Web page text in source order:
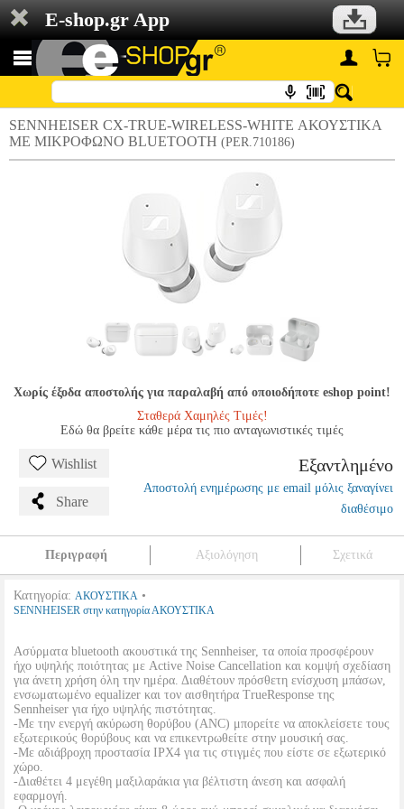
E-shop.gr App
SENNHEISER CX-TRUE-WIRELESS-WHITE ΑΚΟΥΣΤΙΚΑ
ΜΕ ΜΙΚΡΟΦΩΝΟ BLUETOOTH (PER.710186)
Χωρίς έξοδα αποστολής για παραλαβή από οποιοδήποτε eshop point!
Σταθερά Χαμηλές Τιμές!
Εδώ θα βρείτε κάθε μέρα τις πιο ανταγωνιστικές τιμές
Wishlist
Share
Εξαντλημένο
Αποστολή ενημέρωσης με email μόλις ξαναγίνει
διαθέσιμο
Περιγραφή Αξιολόγηση Σχετικά
Κατηγορία: ΑΚΟΥΣΤΙΚΑ •
SENNHEISER στην κατηγορία ΑΚΟΥΣΤΙΚΑ
Ασύρματα bluetooth ακουστικά της Sennheiser, τα οποία προσφέρουν
ήχο υψηλής ποιότητας με Active Noise Cancellation και κομψή σχεδίαση
για άνετη χρήση όλη την ημέρα. Διαθέτουν πρόσθετη ενίσχυση μπάσων,
ενσωματωμένο equalizer και τον αισθητήρα TrueResponse της
Sennheiser για ήχο υψηλής πιστότητας.
-Με την ενεργή ακύρωση θορύβου (ANC) μπορείτε να αποκλείσετε τους
εξωτερικούς θορύβους και να επικεντρωθείτε στην μουσική σας.
-Με αδιάβροχη προστασία IPX4 για τις στιγμές που είστε σε εξωτερικό
χώρο.
-Διαθέτει 4 μεγέθη μαξιλαράκια για βέλτιστη άνεση και ασφαλή
εφαρμογή.